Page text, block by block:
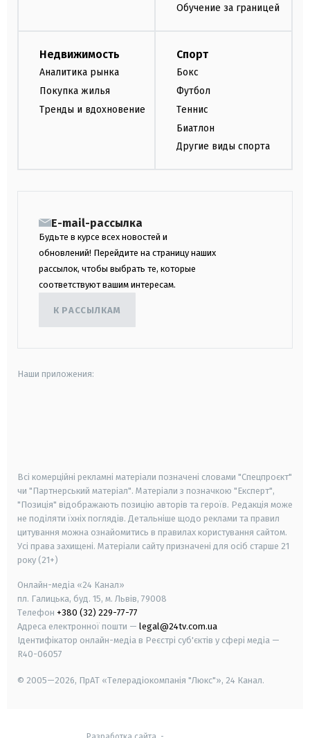
Обучение за границей
Недвижимость
Аналитика рынка
Покупка жилья
Тренды и вдохновение
Спорт
Бокс
Футбол
Теннис
Биатлон
Другие виды спорта
E-mail-рассылка
Будьте в курсе всех новостей и
обновлений! Перейдите на страницу наших
рассылок, чтобы выбрать те, которые
соответствуют вашим интересам.
К РАССЫЛКАМ
Наши приложения:
Всі комерційні рекламні матеріали позначені словами "Спецпроєкт"
чи "Партнерський матеріал". Матеріали з позначкою "Експерт",
"Позиція" відображають позицію авторів та героїв. Редакція може
не поділяти їхніх поглядів. Детальніше щодо реклами та правил
цитування можна ознайомитись в правилах користування сайтом.
Усі права захищені. Матеріали сайту призначені для осіб старше 21
року (21+)
Онлайн-медіа «24 Канал»
пл. Галицька, буд. 15, м. Львів, 79008
Телефон +380 (32) 229-77-77
Адреса електронної пошти — legal@24tv.com.ua
Ідентифікатор онлайн-медіа в Реєстрі суб'єктів у сфері медіа —
R40-06057
© 2005—2026, ПрАТ «Телерадіокомпанія "Люкс"», 24 Канал.